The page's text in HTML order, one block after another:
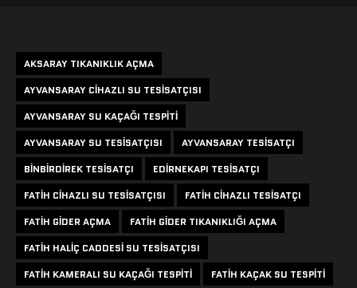
AKSARAY TIKANIKLIK AÇMA
AYVANSARAY CIHAZLI SU TESISATÇISI
AYVANSARAY SU KAÇAĞI TESPITI
AYVANSARAY SU TESISATÇISI
AYVANSARAY TESISATÇI
BINBIRDIREK TESISATÇI
EDIRNEKAPI TESISATÇI
FATIH CIHAZLI SU TESISATÇISI
FATIH CIHAZLI TESISATÇI
FATIH GIDER AÇMA
FATIH GIDER TIKANIKLIĞI AÇMA
FATIH HALIÇ CADDESI SU TESISATÇISI
FATIH KAMERALI SU KAÇAĞI TESPITI
FATIH KAÇAK SU TESPITI